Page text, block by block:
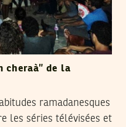
cheraà” de la
ramadanesques
les séries télévisées et